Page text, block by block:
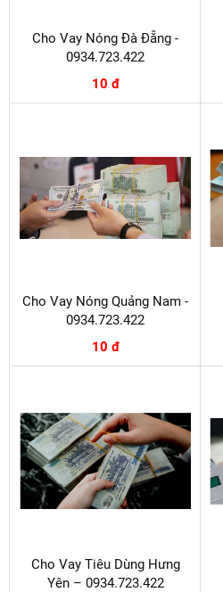
Cho Vay Nóng Đà Đẵng -
0934.723.422
10 đ
Cho Vay Nóng Quảng Nam -
0934.723.422
10 đ
Cho Vay Tiêu Dùng Hưng
Yên – 0934.723.422